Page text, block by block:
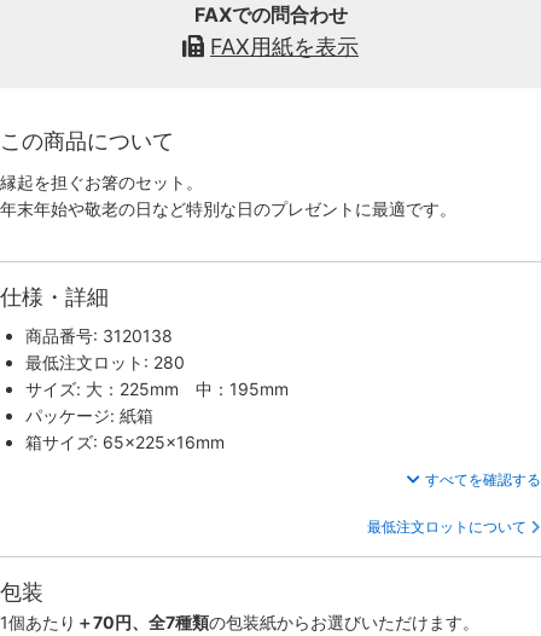
FAXでの問合わせ
FAX用紙を表示
この商品について
縁起を担ぐお箸のセット。
年末年始や敬老の日など特別な日のプレゼントに最適です。
仕様・詳細
商品番号: 3120138
最低注文ロット: 280
サイズ: 大：225mm 中：195mm
パッケージ: 紙箱
箱サイズ: 65×225×16mm
すべてを確認する
最低注文ロットについて
包装
1個あたり ＋70円、全7種類の包装紙からお選びいただけます。